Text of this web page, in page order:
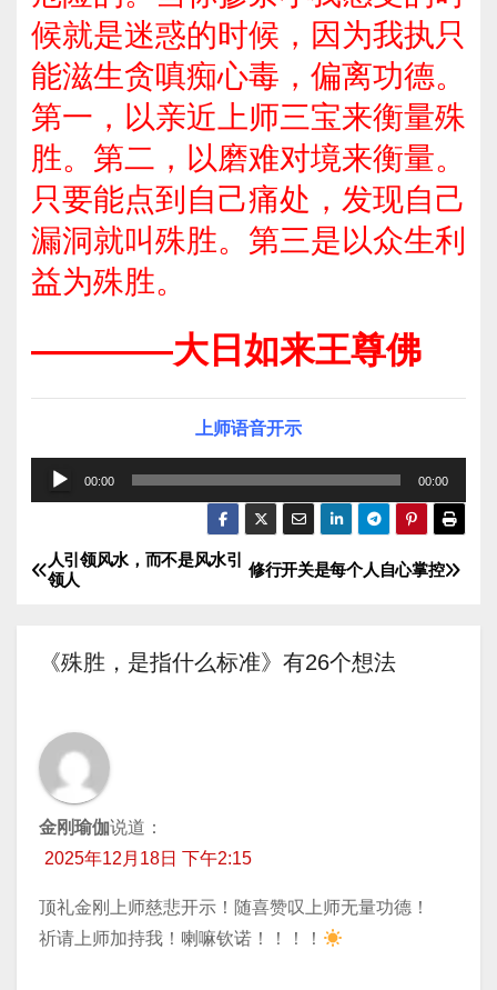
候就是迷惑的时候，因为我执只
能滋生贪嗔痴心毒，偏离功德。
第一，以亲近上师三宝来衡量殊
胜。第二，以磨难对境来衡量。
只要能点到自己痛处，发现自己
漏洞就叫殊胜。第三是以众生利
益为殊胜。
————大日如来王尊佛
上师语音开示
频
放
00:00 00:00
文
导
修行开关是每个人自心掌控
人引领风水，而不是风水引
领人
《殊胜，是指什么标准》有26个想法
金刚瑜伽说道：
2025年12月18日 下午2:15
顶礼金刚上师慈悲开示！随喜赞叹上师无量功德！
祈请上师加持我！喇嘛钦诺！！！！